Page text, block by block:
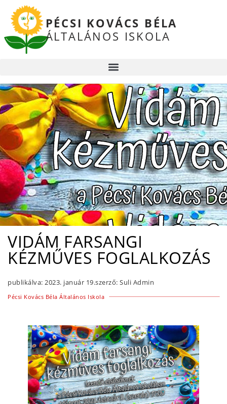
PÉCSI KOVÁCS BÉLA
ÁLTALÁNOS ISKOLA
VIDÁM FARSANGI
KÉZMŰVES FOGLALKOZÁS
publikálva: 2023. január 19.szerző: Suli Admin
Pécsi Kovács Béla Általános Iskola